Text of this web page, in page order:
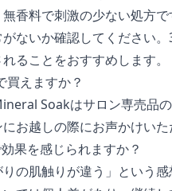
香料で刺激の少ない処方
ないか確認してください
ることをおすすめします。
買えますか？
Soakはサロン専売品
お越しの際にお声かけいた
果を感じられますか？
りの肌触りが違う」という